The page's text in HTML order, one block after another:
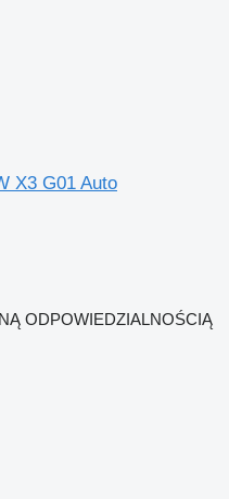
X3 G01 Auto
ODPOWIEDZIALNOŚCIĄ